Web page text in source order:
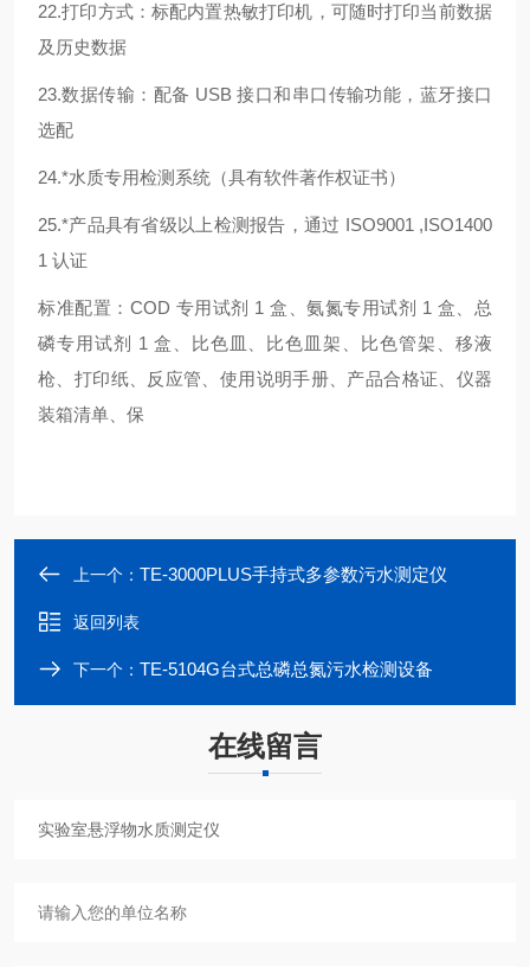
22.打印方式：标配内置热敏打印机，可随时打印当前数据
及历史数据
23.数据传输：配备 USB 接口和串口传输功能，蓝牙接口
选配
24.*水质专用检测系统（具有软件著作权证书）
25.*产品具有省级以上检测报告，通过 ISO9001 ,ISO1400
1 认证
标准配置：COD 专用试剂 1 盒、氨氮专用试剂 1 盒、总
磷专用试剂 1 盒、比色皿、比色皿架、比色管架、移液
枪、打印纸、反应管、使用说明手册、产品合格证、仪器
装箱清单、保
上一个： TE-3000PLUS手持式多参数污水测定仪
返回列表
下一个： TE-5104G台式总磷总氮污水检测设备
在线留言